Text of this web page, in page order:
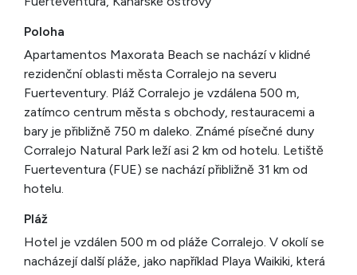
Poloha
Apartamentos Maxorata Beach se nachází v klidné
rezidenční oblasti města Corralejo na severu
Fuerteventury. Pláž Corralejo je vzdálena 500 m,
zatímco centrum města s obchody, restauracemi a
bary je přibližně 750 m daleko. Známé písečné duny
Corralejo Natural Park leží asi 2 km od hotelu. Letiště
Fuerteventura (FUE) se nachází přibližně 31 km od
hotelu.
Pláž
Hotel je vzdálen 500 m od pláže Corralejo. V okolí se
nacházejí další pláže, jako například Playa Waikiki, která